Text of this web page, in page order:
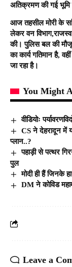
अतिक्रमण की गई भूमि
आज तहसील मोरी के
लेकर वन
की। पुलिस बल की
का कार्य गतिमान है,
जा रहा है।
You Might
वीडियोः
CS ने देहरादून में
प्लान..?
पहाड़ी से पत्थर
पुल
मोदी ही हैं जिनके
DM ने कोविड
Leave a